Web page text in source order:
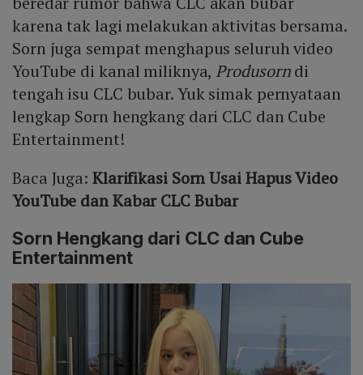
karena tak lagi melakukan aktivitas bersama.
Sorn juga sempat menghapus seluruh video
YouTube di kanal miliknya, Produsorndi
tengah isu CLC bubar. Yuk simak pernyataan
lengkap Sorn hengkang dari CLC dan Cube
Entertainment!
Baca Juga: Klarifikasi Sorn Usai Hapus Video
YouTube dan Kabar CLC Bubar
Sorn Hengkang dari CLC dan Cube
Entertainment